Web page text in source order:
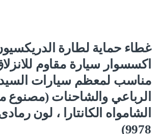
غطاء حماية لطارة
اكسسوار سيارة مقاوم
مناسب لمعظم سيارات
الرباعي والشاحنات (مصنوع
الشامواه الكانتارا ، لون
9978)